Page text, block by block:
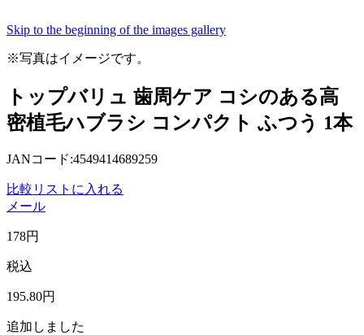
Skip to the beginning of the images gallery
※写真はイメージです。
トップバリュ 歯周ケア コシのある高
密植毛ハブラシ コンパクト ふつう 1本
JANコード:4549414689259
比較リストに入れる
メール
178円
税込
195.80円
追加しました